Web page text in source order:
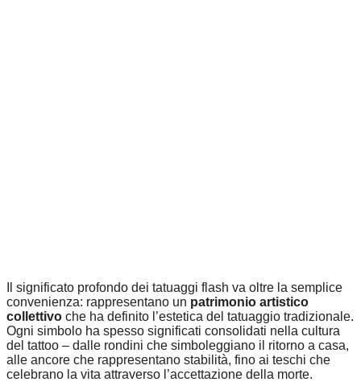
Il significato profondo dei tatuaggi flash va oltre la semplice
convenienza: rappresentano un patrimonio artistico
collettivo che ha definito l’estetica del tatuaggio tradizionale.
Ogni simbolo ha spesso significati consolidati nella cultura
del tattoo – dalle rondini che simboleggiano il ritorno a casa,
alle ancore che rappresentano stabilità, fino ai teschi che
celebrano la vita attraverso l’accettazione della morte.